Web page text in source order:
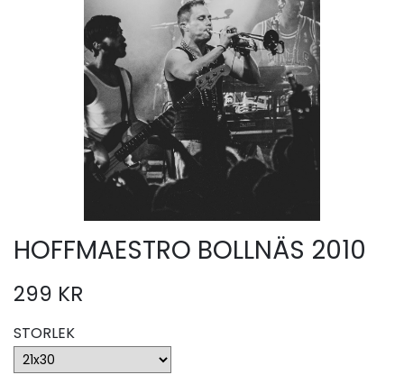
HOFFMAESTRO BOLLNÄS 2010
299 KR
STORLEK